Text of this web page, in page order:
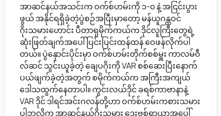
အာဆင်နယ်အသင်းက ဝက်စ်ဟမ်းကို ၁-၀ နဲ့ အငြင်းပွား
ဖွယ် အနိုင်ရရှိခဲ့တဲ့ပွဲစဉ်အပြီးမှာတော့ မန်ယူဂန္ထဝင်
ဂိုးသမားဟောင်း ပီတာရှမိုက်ကယ်က ဒိုင်လူကြီးတွေရဲ့
ဆုံးဖြတ်ချက်အပေါ် ပြင်းပြင်းထန်ထန် ဝေဖန်လိုက်ပါ
တယ်။ ပွဲနှောင်းပိုင်းမှာ ဝက်စ်ဟမ်းတိုက်စစ်မှူး ကာလမ်ဝီ
လ်ဆင် သွင်းယူခဲ့တဲ့ ချေပဂိုးကို VAR စစ်ဆေးပြီးနောက်
ပယ်ဖျက်ခဲ့တဲ့အတွက် စမိုက်ကယ်က အကြီးအကျယ်
ဒေါသထွက်နေတာပါ။ ကွင်းလယ်ဒိုင် ခရစ်ကာဗာနာနဲ့
VAR ဒိုင် ဒါရင်အင်းဂလန်တို့ဟာ ဝက်စ်ဟမ်းကစားသမား
ပါဘလိုက အာဆင်နယ်ဂိုးသမား ဒေးဗစ်ရာယာအပေါ်